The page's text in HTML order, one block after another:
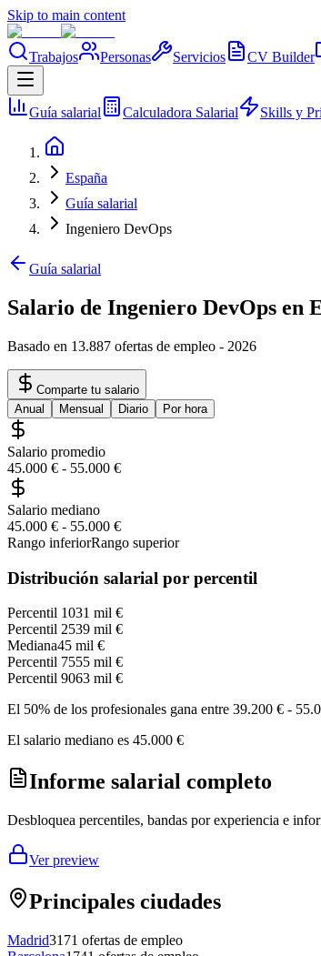
Skip to main content
Trabajos Personas Servicios CV Builder
Guía salarial Calculadora Salarial Skills y
España
Guía salarial
Ingeniero DevOps
Guía salarial
Salario de Ingeniero DevOps en
Basado en 13.887 ofertas de empleo - 2026
Comparte tu salario
Anual
Mensual Diario Por hora
Salario promedio
45.000 € - 55.000 €
Salario mediano
45.000 € - 55.000 €
Rango inferiorRango superior
Distribución salarial por percentil
Percentil 1031 mil €
Percentil 2539 mil €
Mediana45 mil €
Percentil 7555 mil €
Percentil 9063 mil €
El 50% de los profesionales gana entre 39.200 € -
El salario mediano es 45.000 €
Informe salarial completo
Desbloquea percentiles, bandas por experiencia e
Ver preview
Principales ciudades
Madrid3171 ofertas de empleo